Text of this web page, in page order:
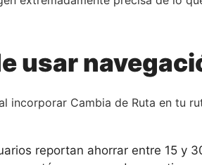
usar
incorporar Cambia de Ruta en tu
reportan ahorrar entre 15 y